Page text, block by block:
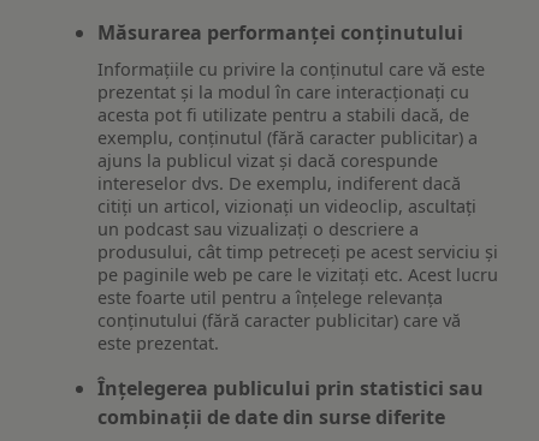
Măsurarea performanței conținutului
Informațiile cu privire la conținutul care vă este
prezentat și la modul în care interacționați cu
acesta pot fi utilizate pentru a stabili dacă, de
exemplu, conținutul (fără caracter publicitar) a
ajuns la publicul vizat și dacă corespunde
intereselor dvs. De exemplu, indiferent dacă
citiți un articol, vizionați un videoclip, ascultați
un podcast sau vizualizați o descriere a
produsului, cât timp petreceți pe acest serviciu și
pe paginile web pe care le vizitați etc. Acest lucru
este foarte util pentru a înțelege relevanța
conținutului (fără caracter publicitar) care vă
este prezentat.
Înțelegerea publicului prin statistici sau
combinații de date din surse diferite